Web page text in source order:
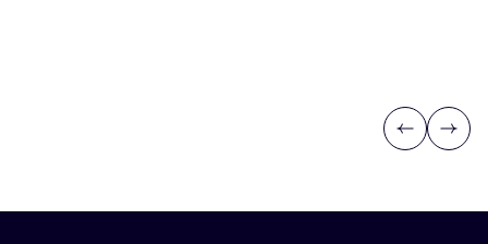
Previous
Next